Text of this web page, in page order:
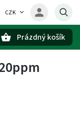
CZK
Prázdný košík